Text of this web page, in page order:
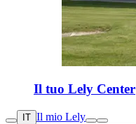
Il tuo Lely Center
IT Il mio Lely